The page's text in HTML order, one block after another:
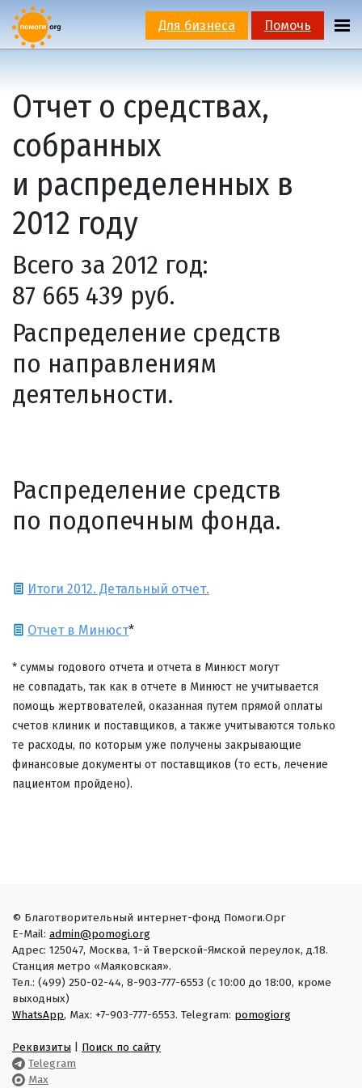
Для бизнеса Помочь
Отчет о средствах,
собранных
и распределенных в
2012 году
Всего за 2012 год:
87 665 439 руб.
Распределение средств
по направлениям
деятельности.
Распределение средств
по подопечным фонда.
Итоги 2012. Детальный отчет.
Отчет в Минюст*
* суммы годового отчета и отчета в Минюст могут
не совпадать, так как в отчете в Минюст не учитывается
помощь жертвователей, оказанная путем прямой оплаты
счетов клиник и поставщиков, а также учитываются только
те расходы, по которым уже получены закрывающие
финансовые документы от поставщиков (то есть, лечение
пациентом пройдено).
© Благотворительный интернет-фонд Помоги.Орг
E-Mail: admin@pomogi.org
Адрес: 125047, Москва, 1-й Тверской-Ямской переулок, д.18.
Станция метро «Маяковская».
Тел.: (499) 250-02-44, 8-903-777-6553 (с 10:00 до 18:00, кроме
выходных)
WhatsApp, Max: +7-903-777-6553. Telegram: pomogiorg
Реквизиты
Поиск по сайту
Telegram
Max